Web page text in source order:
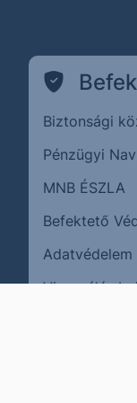
Biztonsági
Pénzügyi
MNB ÉSZLA
Befektető
Adatvédelem
Visszaélés